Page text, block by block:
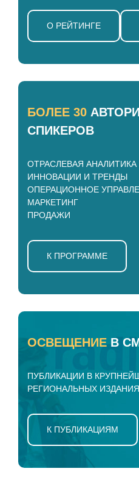
О РЕЙТИНГЕ
БОЛЕЕ 30
СПИКЕРОВ
ОТРАСЛЕВАЯ АНАЛИТИКА
ИННОВАЦИИ И ТРЕНДЫ
ОПЕРАЦИОННОЕ
МАРКЕТИНГ
ПРОДАЖИ
К ПРОГРАММЕ
ОСВЕЩЕНИЕ В
ПУБЛИКАЦИИ В
РЕГИОНАЛЬНЫХ
К ПУБЛИКАЦИЯМ